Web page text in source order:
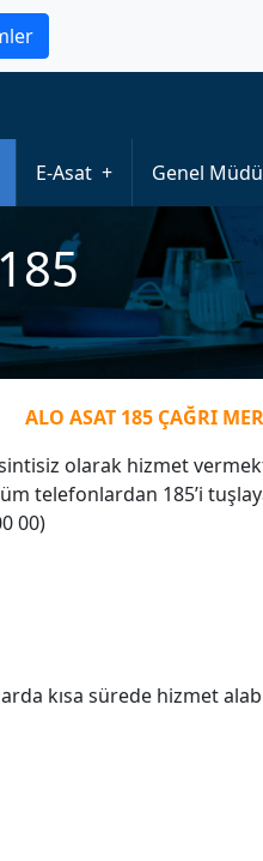
E-Asat Genel
ALO ASAT 185 ÇAĞRI
olarak hizmet
telefonlardan 185’i
00)
kısa sürede hizmet